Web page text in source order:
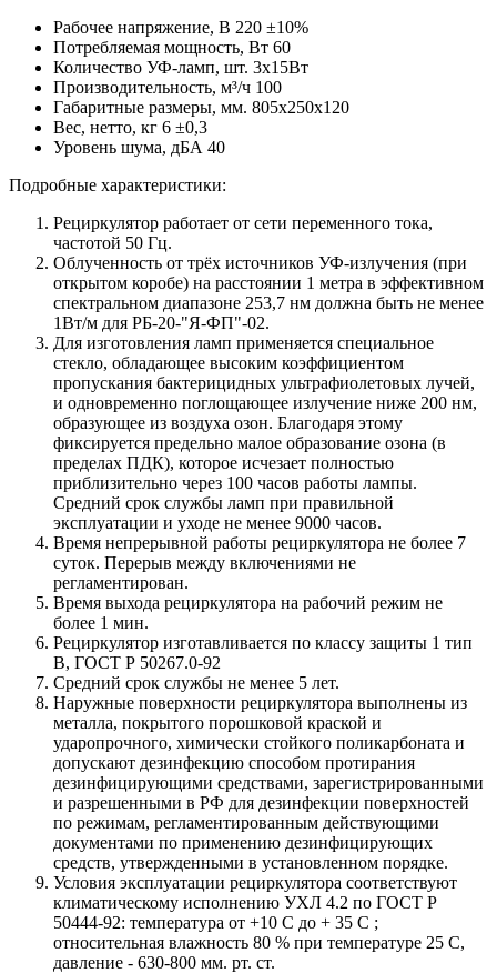
Рабочее напряжение, В 220 ±10%
Потребляемая мощность, Вт 60
Количество УФ-ламп, шт. 3х15Вт
Производительность, м³/ч 100
Габаритные размеры, мм. 805х250х120
Вес, нетто, кг 6 ±0,3
Уровень шума, дБА 40
Подробные характеристики:
Рециркулятор работает от сети переменного тока,
частотой 50 Гц.
Облученность от трёх источников УФ-излучения (при
открытом коробе) на расстоянии 1 метра в эффективном
спектральном диапазоне 253,7 нм должна быть не менее
1Вт/м для РБ-20-"Я-ФП"-02.
Для изготовления ламп применяется специальное
стекло, обладающее высоким коэффициентом
пропускания бактерицидных ультрафиолетовых лучей,
и одновременно поглощающее излучение ниже 200 нм,
образующее из воздуха озон. Благодаря этому
фиксируется предельно малое образование озона (в
пределах ПДК), которое исчезает полностью
приблизительно через 100 часов работы лампы.
Средний срок службы ламп при правильной
эксплуатации и уходе не менее 9000 часов.
Время непрерывной работы рециркулятора не более 7
суток. Перерыв между включениями не
регламентирован.
Время выхода рециркулятора на рабочий режим не
более 1 мин.
Рециркулятор изготавливается по классу защиты 1 тип
В, ГОСТ Р 50267.0-92
Средний срок службы не менее 5 лет.
Наружные поверхности рециркулятора выполнены из
металла, покрытого порошковой краской и
ударопрочного, химически стойкого поликарбоната и
допускают дезинфекцию способом протирания
дезинфицирующими средствами, зарегистрированными
и разрешенными в РФ для дезинфекции поверхностей
по режимам, регламентированным действующими
документами по применению дезинфицирующих
средств, утвержденными в установленном порядке.
Условия эксплуатации рециркулятора соответствуют
климатическому исполнению УХЛ 4.2 по ГОСТ Р
50444-92: температура от +10 С до + 35 C ;
относительная влажность 80 % при температуре 25 С,
давление - 630-800 мм. рт. ст.